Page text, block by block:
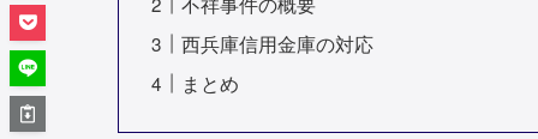
西兵庫信用金庫の対応
まとめ